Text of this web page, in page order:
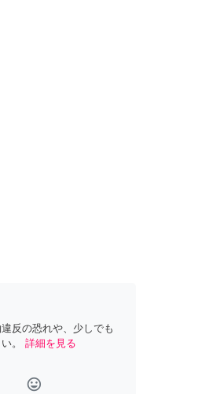
反の恐れや、少しでも
。
詳細を見る
tag_faces